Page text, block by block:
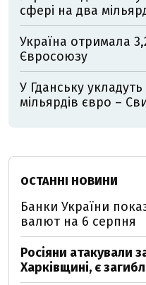
сфері на два
Україна отримала
Євросоюзу
У Гданську
мільярдів євро –
ОСТАННІ НОВИНИ
Банки України
валют на 6 серпня
Росіяни атакували
Харківщині, є